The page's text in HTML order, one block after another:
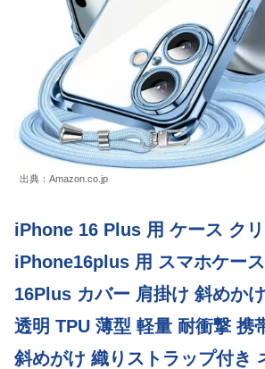
出典：Amazon.co.jp
iPhone 16 Plus 用 ケース ク
iPhone16plus 用 スマホケー
16Plus カバー 肩掛け 斜めか
透明 TPU 薄型 軽量 耐衝撃 携
斜めがけ 織りストラップ付き